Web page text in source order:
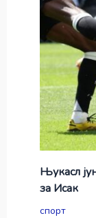
Њукасл
за Исак
спорт